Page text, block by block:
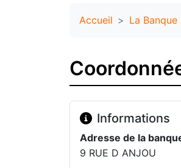
Accueil La
Informations
Adresse de la
9 RUE D ANJOU